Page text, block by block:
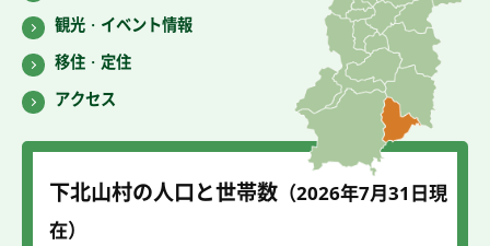
観光・イベント情報
移住・定住
アクセス
下北山村の人口と世帯数 （2026年7月31 日現
在）